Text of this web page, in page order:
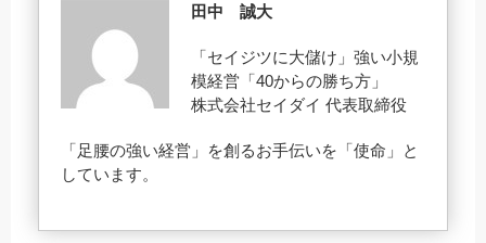
田中 誠大
「セイジツに大儲け」強い小規
模経営「40からの勝ち方」
株式会社セイダイ 代表取締役
「足腰の強い経営」を創るお手伝いを「使命」と
しています。